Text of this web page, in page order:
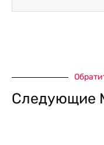
Следующие